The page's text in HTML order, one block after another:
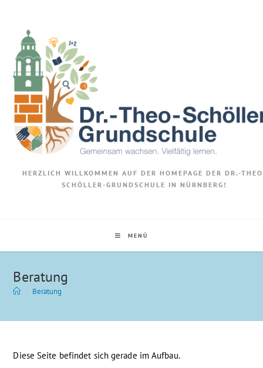
HERZLICH WILLKOMMEN AUF DER HOMEPAGE DER DR.-
SCHÖLLER-GRUNDSCHULE IN NÜRNBERG!
MENÜ
Beratung
> Beratung
Diese Seite befindet sich gerade im Aufbau.